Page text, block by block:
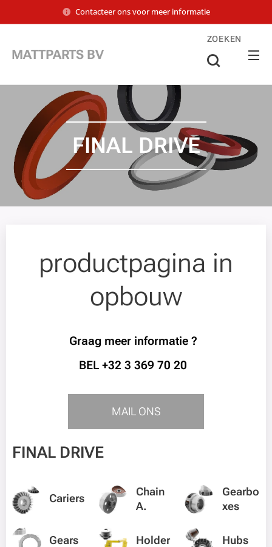
Contacteer ons voor meer informatie
MATTPARTS BV
ZOEKEN
FINAL DRIVE
productpagina in
opbouw
Graag meer informatie ?
BEL +32 3 369 70 20
MAIL ONS
FINAL DRIVE
Cariers
Chain
A.
Gearbo
xes
Gears Holder Hubs